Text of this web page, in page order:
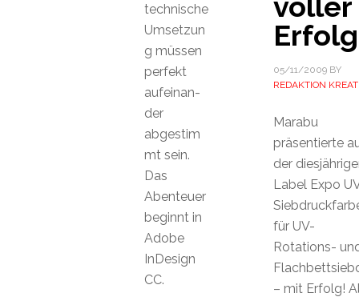
Erfolg
05/11/2009BY
REDAKTION
Marabu
präsentierte
der
Label Expo
für UV-
Rotations-
– mit Erfolg!
technische
Umsetzun
g müssen
perfekt
aufeinan-
der
abgestim
mt sein.
Das
Abenteuer
beginnt in
Adobe
InDesign
CC.